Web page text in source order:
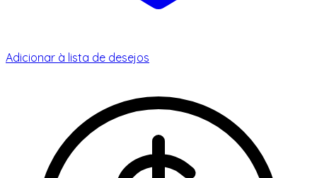
Adicionar à lista de desejos